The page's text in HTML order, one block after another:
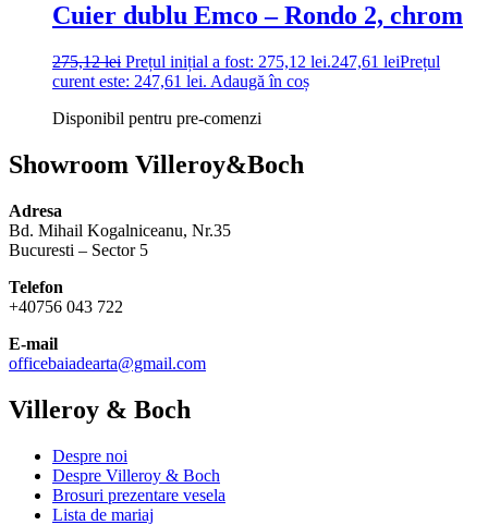
Cuier dublu Emco – Rondo 2, chrom
275,12lei Prețul inițial a fost: 275,12 lei.247,61 leiPrețul
curent este: 247,61 lei. Adaugă în coș
Disponibil pentru pre-comenzi
Showroom Villeroy&Boch
Adresa
Bd. Mihail Kogalniceanu, Nr.35
Bucuresti – Sector 5
Telefon
+40756 043 722
E-mail
officebaiadearta@gmail.com
Villeroy & Boch
Despre noi
Despre Villeroy & Boch
Brosuri prezentare vesela
Lista de mariaj